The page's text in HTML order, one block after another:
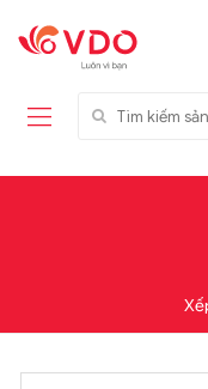
Tìm kiếm sản phẩm